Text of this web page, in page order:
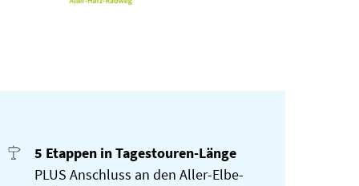
5 Etappen in Tagestouren-Länge
PLUS Anschluss an den Aller-Elbe-